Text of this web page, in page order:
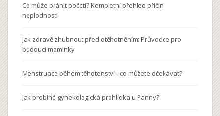
Co může bránit početí? Kompletní přehled příčin
neplodnosti
Jak zdravě zhubnout před otěhotněním: Průvodce pro
budoucí maminky
Menstruace během těhotenství - co můžete očekávat?
Jak probíhá gynekologická prohlídka u Panny?